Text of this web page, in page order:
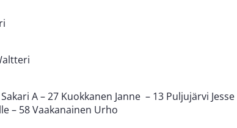
A – 27 Kuokkanen Janne – 13 Puljujärvi Jesse
– 58 Vaakanainen Urho